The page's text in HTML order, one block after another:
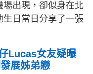
場出現，卻似身在北
日當日分享了一張
Lucas女友疑曝
展姊弟戀